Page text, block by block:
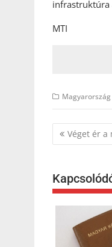
infrastruktúra
MTI
Magyarország
Véget ér a